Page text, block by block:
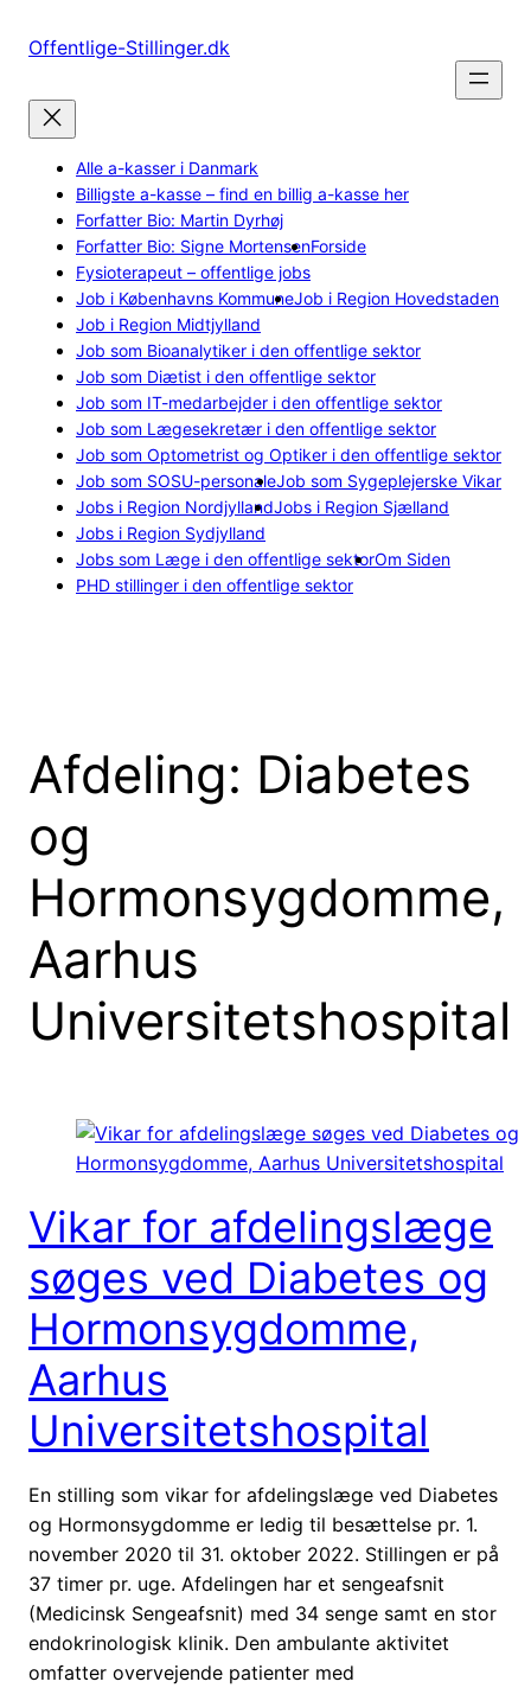
Offentlige-Stillinger.dk
Alle a-kasser i Danmark
Billigste a-kasse – find en billig a-kasse her
Forfatter Bio: Martin Dyrhøj
Forfatter Bio: Signe MortensenForside
Fysioterapeut – offentlige jobs
Job i Københavns KommuneJob i Region Hovedstaden
Job i Region Midtjylland
Job som Bioanalytiker i den offentlige sektor
Job som Diætist i den offentlige sektor
Job som IT-medarbejder i den offentlige sektor
Job som Lægesekretær i den offentlige sektor
Job som Optometrist og Optiker i den offentlige sektor
Job som SOSU-personaleJob som Sygeplejerske Vikar
Jobs i Region NordjyllandJobs i Region Sjælland
Jobs i Region Sydjylland
Jobs som Læge i den offentlige sektorOm Siden
PHD stillinger i den offentlige sektor
Afdeling: Diabetes
og
Hormonsygdomme,
Aarhus
Universitetshospital
Vikar for afdelingslæge
søges ved Diabetes og
Hormonsygdomme,
Aarhus
Universitetshospital
En stilling som vikar for afdelingslæge ved Diabetes
og Hormonsygdomme er ledig til besættelse pr. 1.
november 2020 til 31. oktober 2022. Stillingen er på
37 timer pr. uge. Afdelingen har et sengeafsnit
(Medicinsk Sengeafsnit) med 34 senge samt en stor
endokrinologisk klinik. Den ambulante aktivitet
omfatter overvejende patienter med